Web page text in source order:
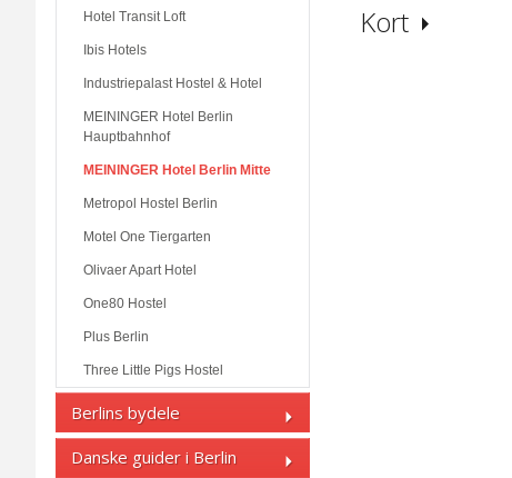
Kort
Hotel Transit Loft
Ibis Hotels
Industriepalast Hostel & Hotel
MEININGER Hotel Berlin
Hauptbahnhof
MEININGER Hotel Berlin Mitte
Metropol Hostel Berlin
Motel One Tiergarten
Olivaer Apart Hotel
One80 Hostel
Plus Berlin
Three Little Pigs Hostel
Berlins bydele
Danske guider i Berlin